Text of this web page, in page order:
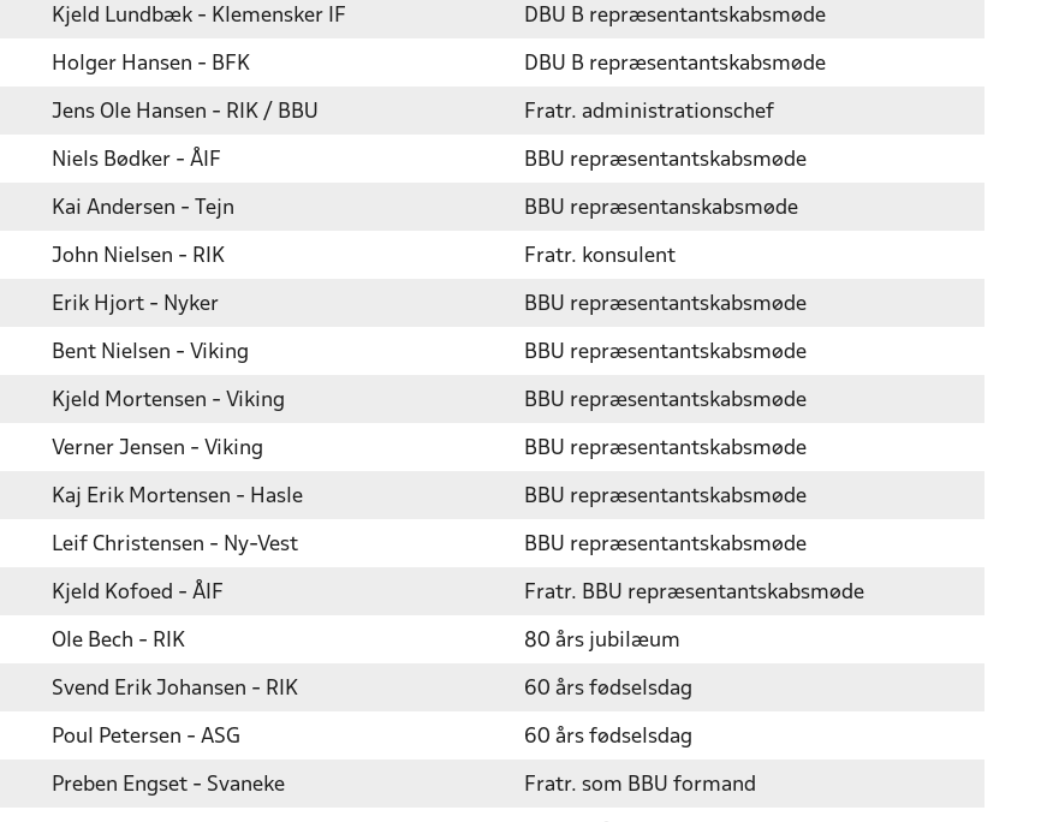
Kjeld Lundbæk - Klemensker IF DBU B repræsentantskabsmøde
Holger Hansen - BFK DBU B repræsentantskabsmøde
Jens Ole Hansen - RIK / BBU Fratr. administrationschef
Niels Bødker - ÅIF BBU repræsentantskabsmøde
Kai Andersen - Tejn BBU repræsentanskabsmøde
John Nielsen - RIK Fratr. konsulent
Erik Hjort - Nyker BBU repræsentantskabsmøde
Bent Nielsen - Viking BBU repræsentantskabsmøde
Kjeld Mortensen - Viking BBU repræsentantskabsmøde
Verner Jensen - Viking BBU repræsentantskabsmøde
Kaj Erik Mortensen - Hasle BBU repræsentantskabsmøde
Leif Christensen - Ny-Vest BBU repræsentantskabsmøde
Kjeld Kofoed - ÅIF Fratr. BBU repræsentantskabsmøde
Ole Bech - RIK 80 års jubilæum
Svend Erik Johansen - RIK 60 års fødselsdag
Poul Petersen - ASG 60 års fødselsdag
Preben Engset - Svaneke Fratr. som BBU formand